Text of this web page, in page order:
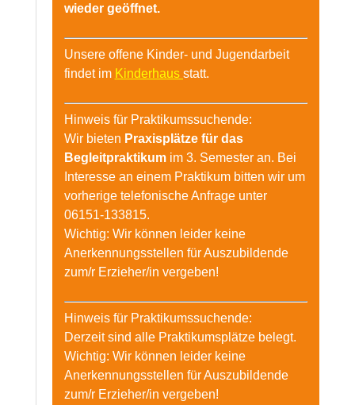
wieder geöffnet.
Unsere offene Kinder- und Jugendarbeit
findet im Kinderhaus statt.
Hinweis für Praktikumssuchende:
Wir bieten Praxisplätze für das
Begleitpraktikumim 3. Semester an. Bei
Interesse an einem Praktikum bitten wir um
vorherige telefonische Anfrage unter
06151-133815.
Wichtig: Wir können leider keine
Anerkennungsstellen für Auszubildende
zum/r Erzieher/in vergeben!
Hinweis für Praktikumssuchende:
Derzeit sind alle Praktikumsplätze belegt.
Wichtig: Wir können leider keine
Anerkennungsstellen für Auszubildende
zum/r Erzieher/in vergeben!